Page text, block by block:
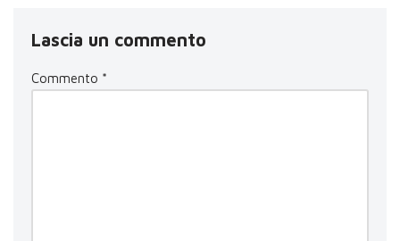
Lascia un commento
Commento *